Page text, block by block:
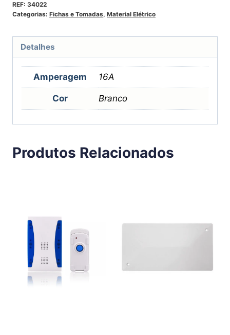
REF: 34022
Categorias: Fichas e Tomadas, Material Elétrico
Detalhes
Amperagem 16A
Cor Branco
Produtos Relacionados